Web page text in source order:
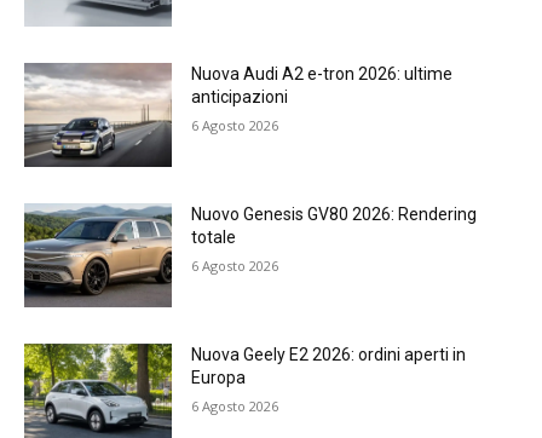
Nuova Audi A2 e-tron 2026: ultime
anticipazioni
6 Agosto 2026
Nuovo Genesis GV80 2026: Rendering
totale
6 Agosto 2026
Nuova Geely E2 2026: ordini aperti in
Europa
6 Agosto 2026